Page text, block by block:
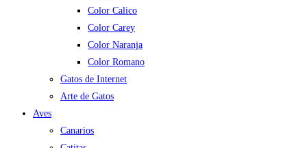
Color Calico
Color Carey
Color Naranja
Color Romano
Gatos de Internet
Arte de Gatos
Aves
Canarios